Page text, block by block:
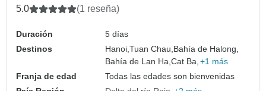
5.0 (1 reseña)
Duración
5 días
Destinos
Hanoi,Tuan Chau, Bahía de Halong,
Bahía de Lan Ha,Cat Ba, +1 más
Franja de edad
Todas las edades son bienvenidas